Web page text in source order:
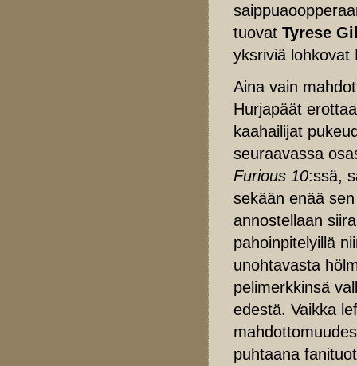
tuovat Tyrese
yksriviä lohkovat
Aina vain
Hurjapäät
kaahailijat
seuraavassa
Furious 10:ssä,
sekään enää
annostellaan
pahoinpitelyillä
unohtavasta
pelimerkkinsä
edestä. Vaikka
puhtaana